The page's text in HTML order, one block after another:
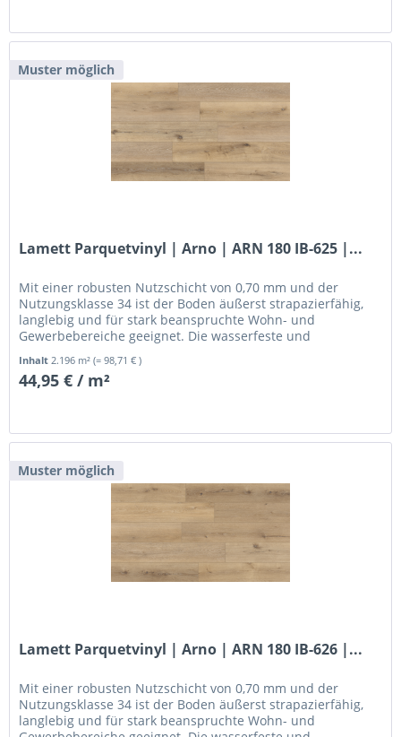
Muster möglich
Lamett Parquetvinyl | Arno | ARN 180 IB-625 |...
Mit einer robusten Nutzschicht von 0,70 mm und der
Nutzungsklasse 34 ist der Boden äußerst strapazierfähig,
langlebig und für stark beanspruchte Wohn- und
Gewerbebereiche geeignet. Die wasserfeste und
Inhalt 2.196 m²(= 98,71 € )
44,95 € / m²
Muster möglich
Lamett Parquetvinyl | Arno | ARN 180 IB-626 |...
Mit einer robusten Nutzschicht von 0,70 mm und der
Nutzungsklasse 34 ist der Boden äußerst strapazierfähig,
langlebig und für stark beanspruchte Wohn- und